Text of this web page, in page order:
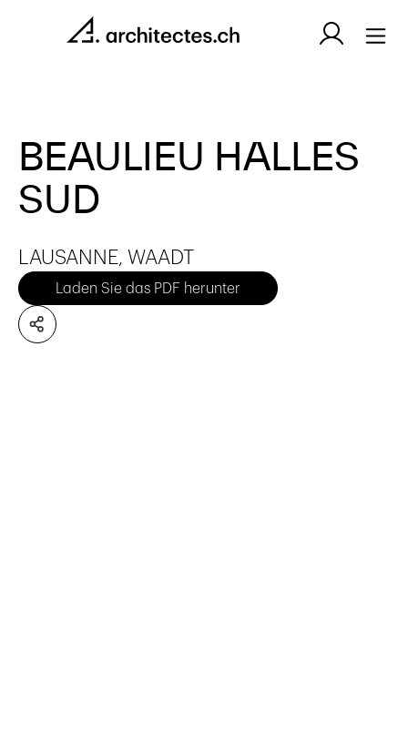
BEAULIEU HALLES
SUD
LAUSANNE, WAADT
Laden Sie das PDF herunter